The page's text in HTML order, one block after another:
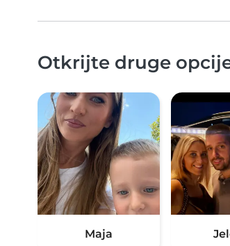
Otkrijte druge
Maja